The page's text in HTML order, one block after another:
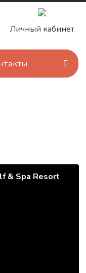
Личный кабинет
& Spa Resort